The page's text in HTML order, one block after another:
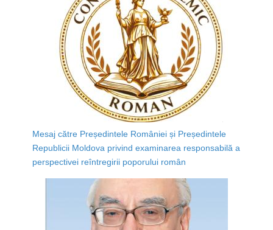
Mesaj către Președintele României și Președintele
Republicii Moldova privind examinarea responsabilă a
perspectivei reîntregirii poporului român